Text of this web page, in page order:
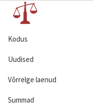
Kodus
Uudised
Võrrelge laenud
Summad